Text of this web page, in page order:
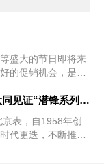
盛大的节日即将来
的促销机会，是
招!促销礼品是促北京表，与先锋同行 特邀方大同见证“潜锋系列”陀飞轮新品发布
表，自1958年创
代更迭，不断推动